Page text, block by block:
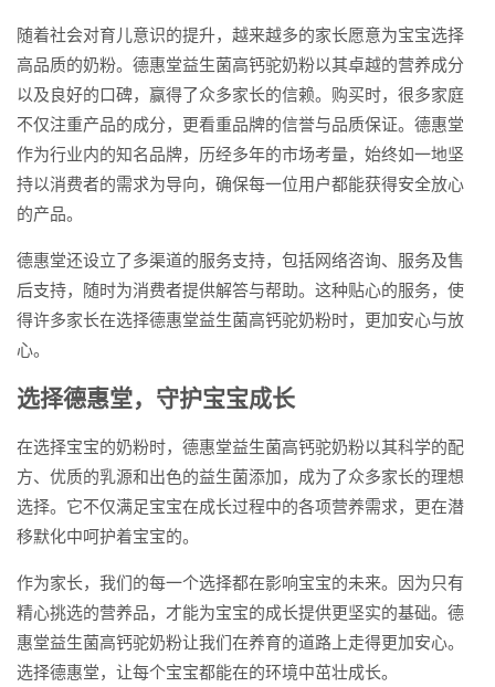
随着社会对育儿意识的提升，越来越多的家长愿意为宝宝选择
高品质的奶粉。德惠堂益生菌高钙驼奶粉以其卓越的营养成分
以及良好的口碑，赢得了众多家长的信赖。购买时，很多家庭
不仅注重产品的成分，更看重品牌的信誉与品质保证。德惠堂
作为行业内的知名品牌，历经多年的市场考量，始终如一地坚
持以消费者的需求为导向，确保每一位用户都能获得安全放心
的产品。
德惠堂还设立了多渠道的服务支持，包括网络咨询、服务及售
后支持，随时为消费者提供解答与帮助。这种贴心的服务，使
得许多家长在选择德惠堂益生菌高钙驼奶粉时，更加安心与放
心。
选择德惠堂，守护宝宝成长
在选择宝宝的奶粉时，德惠堂益生菌高钙驼奶粉以其科学的配
方、优质的乳源和出色的益生菌添加，成为了众多家长的理想
选择。它不仅满足宝宝在成长过程中的各项营养需求，更在潜
移默化中呵护着宝宝的。
作为家长，我们的每一个选择都在影响宝宝的未来。因为只有
精心挑选的营养品，才能为宝宝的成长提供更坚实的基础。德
惠堂益生菌高钙驼奶粉让我们在养育的道路上走得更加安心。
选择德惠堂，让每个宝宝都能在的环境中茁壮成长。